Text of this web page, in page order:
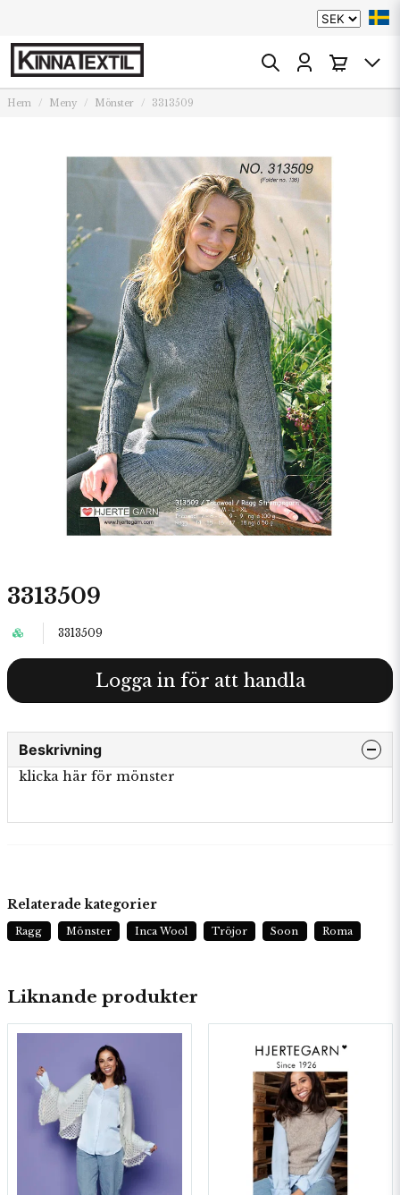
Hem Meny Mönster 3313509
3313509
3313509
Logga in för att handla
Beskrivning
klicka här för mönster
Liknande produkter
Relaterade kategorier
Ragg Mönster Inca Wool Tröjor Soon Roma